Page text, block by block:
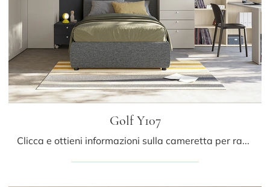
Golf Y107
Clicca e ottieni informazioni sulla cameretta per ragazzi Golf Y107! Le Camerette a ponte Colombini Casa ti aspettano.